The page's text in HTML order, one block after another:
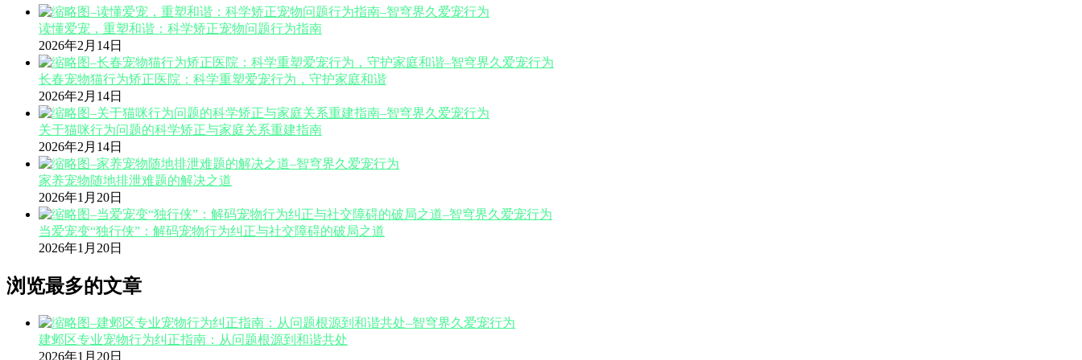
读懂爱宠，重塑和谐：科学矫正宠物问题行为指南
2026年2月14日
长春宠物猫行为矫正医院：科学重塑爱宠行为，守护家庭和谐
2026年2月14日
关于猫咪行为问题的科学矫正与家庭关系重建指南
2026年2月14日
家养宠物随地排泄难题的解决之道
2026年1月20日
当爱宠变“独行侠”：解码宠物行为纠正与社交障碍的破局之道
2026年1月20日
浏览最多的文章
建邺区专业宠物行为纠正指南：从问题根源到和谐共处
2026年1月20日